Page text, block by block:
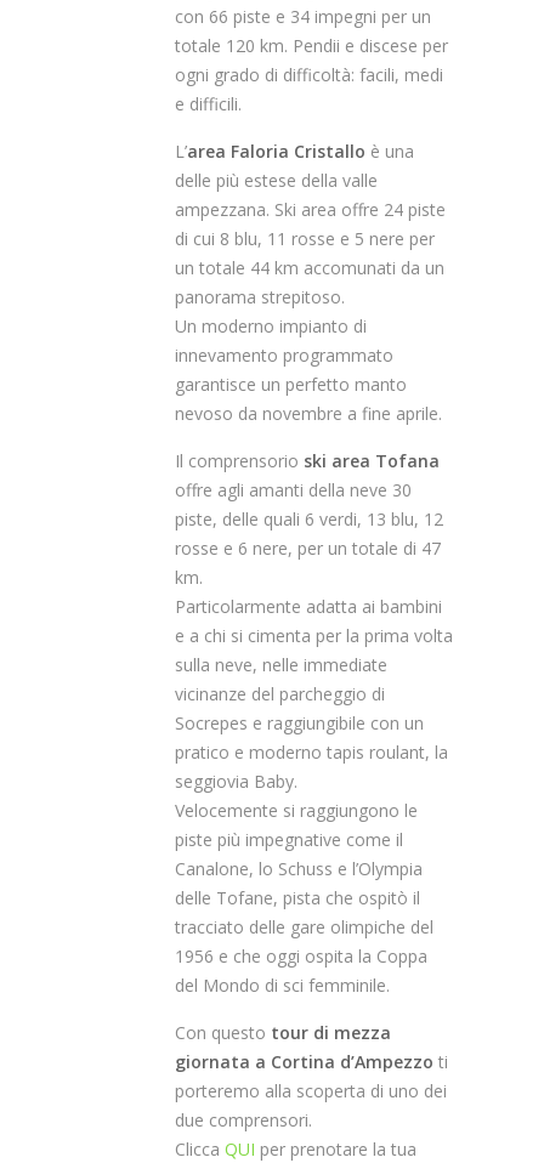
con 66 piste e 34 impegni per un
totale 120 km. Pendii e discese per
ogni grado di difficoltà: facili, medi
e difficili.
L’area Faloria Cristalloè una
delle più estese della valle
ampezzana. Ski area offre 24 piste
di cui 8 blu, 11 rosse e 5 nere per
un totale 44 km accomunati da un
panorama strepitoso.
Un moderno impianto di
innevamento programmato
garantisce un perfetto manto
nevoso da novembre a fine aprile.
Il comprensorioski area Tofana
offre agli amanti della neve 30
piste, delle quali 6 verdi, 13 blu, 12
rosse e 6 nere, per un totale di 47
km.
Particolarmente adatta ai bambini
e a chi si cimenta per la prima volta
sulla neve, nelle immediate
vicinanze del parcheggio di
Socrepes e raggiungibile con un
pratico e moderno tapis roulant, la
seggiovia Baby.
Velocemente si raggiungono le
piste più impegnative come il
Canalone, lo Schuss e l’Olympia
delle Tofane, pista che ospitò il
tracciato delle gare olimpiche del
1956 e che oggi ospita la Coppa
del Mondo di sci femminile.
Con questotour di mezza
giornata a Cortina d’Ampezzoti
porteremo alla scoperta di uno dei
due comprensori.
CliccaQUIper prenotare la tua